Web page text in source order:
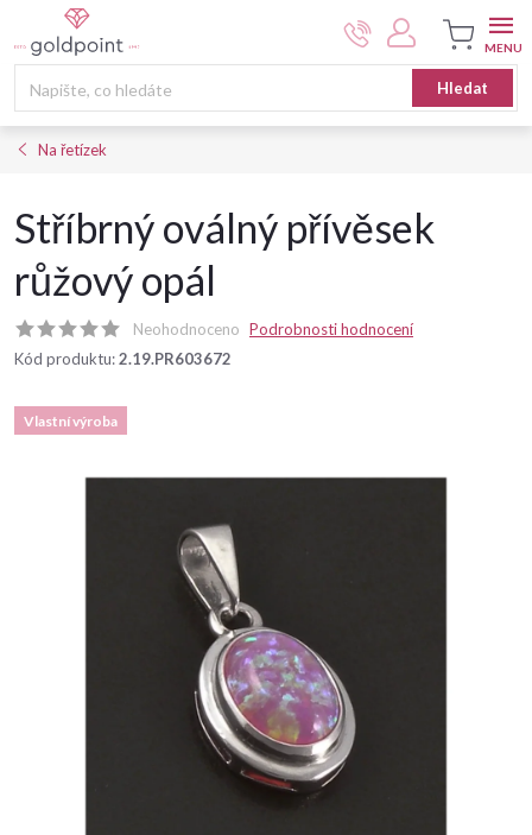
na
Hledat
Nákupní
košík
Na řetízek
Stříbrný oválný přívěsek
růžový opál
Neohodnoceno Podrobnosti hodnocení
Kód produktu:2.19.PR603672
Vlastní výroba